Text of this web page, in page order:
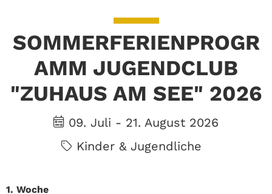
SOMMERFERIENPROGR
AMM JUGENDCLUB
"ZUHAUS AM SEE" 2026
09. Juli - 21. August 2026
Kinder & Jugendliche
1. Woche